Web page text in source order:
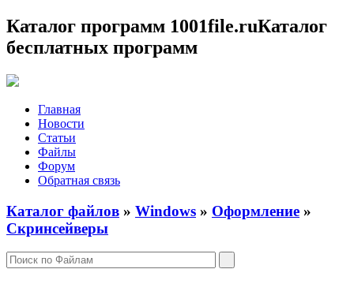
Каталог программ 1001file.ruКаталог
бесплатных программ
Главная
Новости
Статьи
Файлы
Форум
Обратная связь
Каталог файлов » Windows » Оформление »
Скринсейверы